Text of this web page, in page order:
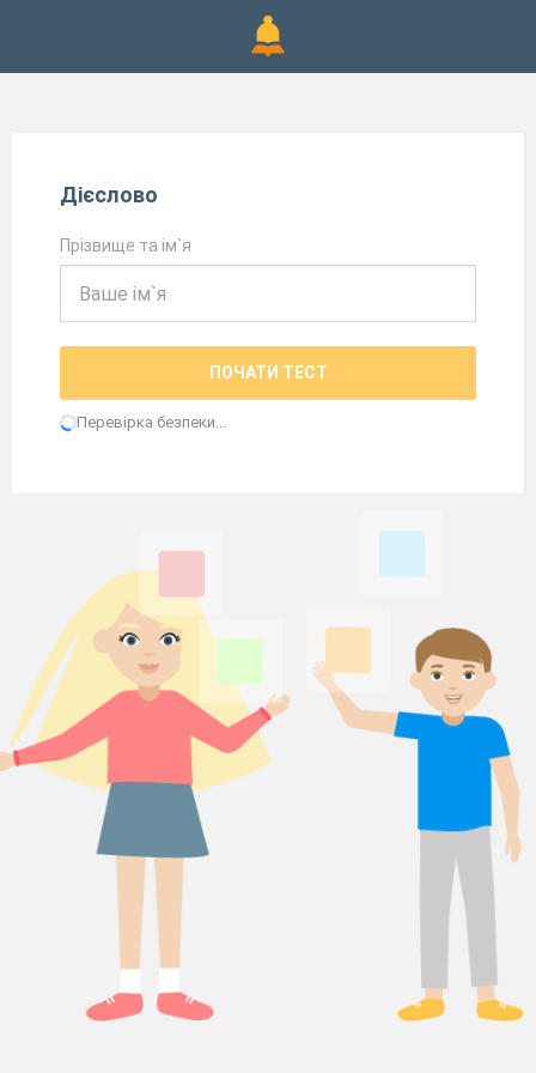
Дієслово
Прізвище та ім`я
ПОЧАТИ ТЕСТ
Перевірка безпеки...